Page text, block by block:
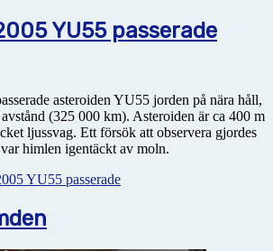
YU55 passerade
asteroiden YU55 jorden på nära håll,
(325 000 km). Asteroiden är ca 400 m
ljussvag. Ett försök att observera gjordes
himlen igentäckt av moln.
YU55 passerade